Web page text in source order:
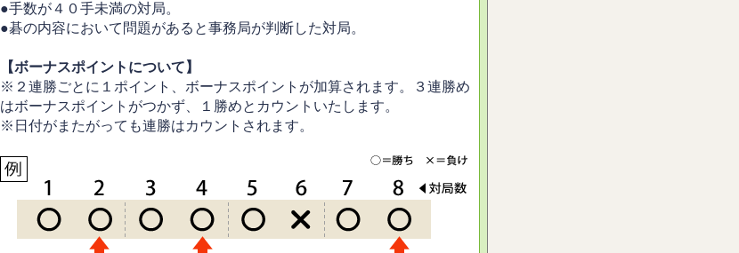
●手数が４０手未満の対局。
●碁の内容において問題があると事務局が判断した対局。
【ボーナスポイントについて】
※２連勝ごとに１ポイント、ボーナスポイントが加算されます。３連勝め
はボーナスポイントがつかず、１勝めとカウントいたします。
※日付がまたがっても連勝はカウントされます。